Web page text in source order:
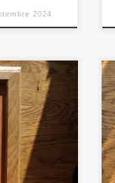
2024
des